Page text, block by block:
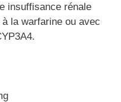
insuffisance rénale
la warfarine ou avec